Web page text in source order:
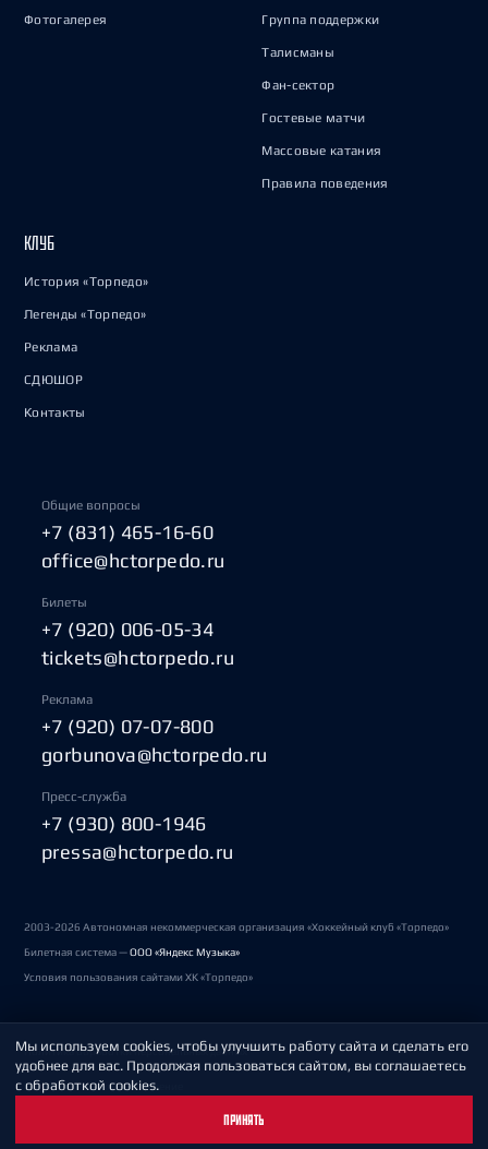
Фотогалерея Группа поддержки
Талисманы
Фан-сектор
Гостевые матчи
Массовые катания
Правила поведения
КЛУБ
История «Торпедо»
Легенды «Торпедо»
Реклама
СДЮШОР
Контакты
Общие вопросы
+7 (831) 465-16-60
office@hctorpedo.ru
Билеты
+7 (920) 006-05-34
tickets@hctorpedo.ru
Реклама
+7 (920) 07-07-800
gorbunova@hctorpedo.ru
Пресс-служба
+7 (930) 800-1946
pressa@hctorpedo.ru
2003-2026 Автономная некоммерческая организация «Хоккейный клуб «Торпедо»
Билетная система —ООО «Яндекс Музыка»
Условия пользования сайтами ХК «Торпедо»
Политика обработки персональных данных
Пользовательское соглашение
Мы используем cookies, чтобы улучшить работу сайта и сделать его
удобнее для вас. Продолжая пользоваться сайтом, вы соглашаетесь
с обработкой cookies.
ПРИНЯТЬ